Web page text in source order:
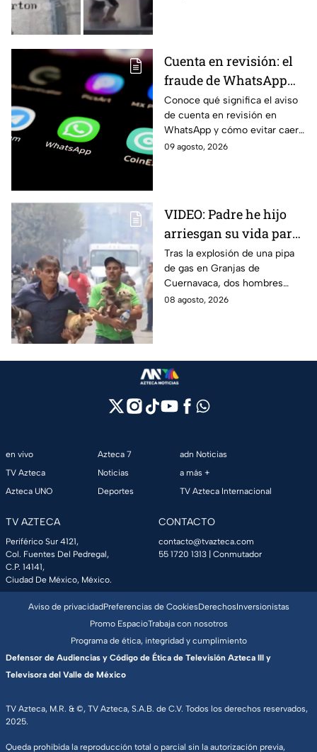
Cuenta en revisión: el
fraude de WhatsApp
que pone en alerta a
autoridades de Jalisco;
así funciona
Conoce qué significa el aviso
de cuenta en revisión en
WhatsApp y cómo evitar caer
en estafas tras la alerta emitida
09 agosto, 2026
VIDEO: Padre he hijo
arriesgan su vida para
rescatar a sus perritos
tras la explosión de
pipa de gas en
Cuernavaca
Tras la explosión de una pipa
de gas en Granjas de
Cuernavaca, dos hombres
arriesgaron su vida para volver
08 agosto, 2026
en vivo
TV Azteca
Azteca UNO
Azteca 7
Noticias
Deportes
adn Noticias
a más +
TV Azteca Internacional
TV AZTECA
Periférico Sur 4121,
Col. Fuentes Del Pedregal,
C.P. 14141,
Ciudad De México, México.
CONTACTO
contacto@tvazteca.com
55 1720 1313 | Conmutador
TV Azteca, M.R. & ©, TV Azteca, S.A.B. de C.V. Todos los derechos reservados,
2025.
Queda prohibida la reproducción total o parcial sin la autorización previa,
Aviso de privacidadPreferencias de CookiesDerechosInversionistas
Promo EspacioTrabaja con nosotros
Programa de ética, integridad y cumplimiento
Defensor de Audiencias y Código de Ética de Televisión Azteca III y
Televisora del Valle de México